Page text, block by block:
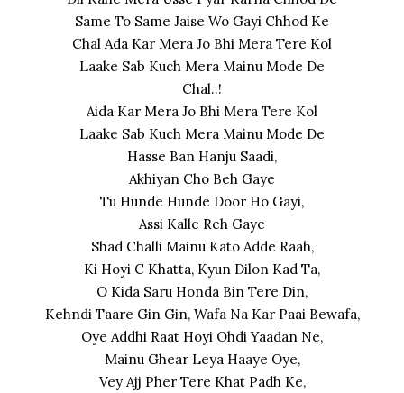
Same To Same Jaise Wo Gayi Chhod Ke
Chal Ada Kar Mera Jo Bhi Mera Tere Kol
Laake Sab Kuch Mera Mainu Mode De
Chal..!
Aida Kar Mera Jo Bhi Mera Tere Kol
Laake Sab Kuch Mera Mainu Mode De
Hasse Ban Hanju Saadi,
Akhiyan Cho Beh Gaye
Tu Hunde Hunde Door Ho Gayi,
Assi Kalle Reh Gaye
Shad Challi Mainu Kato Adde Raah,
Ki Hoyi C Khatta, Kyun Dilon Kad Ta,
O Kida Saru Honda Bin Tere Din,
Kehndi Taare Gin Gin, Wafa Na Kar Paai Bewafa,
Oye Addhi Raat Hoyi Ohdi Yaadan Ne,
Mainu Ghear Leya Haaye Oye,
Vey Ajj Pher Tere Khat Padh Ke,